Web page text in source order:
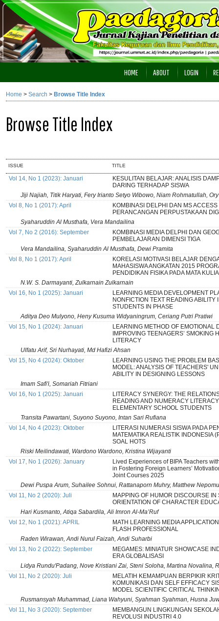
HOME ABOUT LOGIN
Home > Search > Browse Title Index
Browse Title Index
ISSUE TITLE
Vol 14, No 1 (2023): Januari
KESULITAN BELAJAR: ANALISIS
DARING TERHADAP SISWA
Jiji Najiah, Titik Haryati, Fery Irianto Setyo Wibowo, Niam Rohmatullah,
Vol 8, No 1 (2017): April
KOMBINASI DELPHI DAN MS
PERANCANGAN PERPUSTAKAAN
Syaharuddin Al Musthafa, Vera Mandailina
Vol 7, No 2 (2016): September
KOMBINASI MEDIA DELPHI DAN
PEMBELAJARAN DIMENSI TIGA
Vera Mandailina, Syaharuddin Al Musthafa, Dewi Pramita
Vol 8, No 1 (2017): April
KORELASI MOTIVASI BELAJAR
MAHASISWA ANGKATAN 2015
PENDIDIKAN FISIKA PADA MATA
N.W. S. Darmayanti, Zulkarnain Zulkarnain
Vol 16, No 1 (2025): Januari
LEARNING MEDIA DEVELOPMENT
NONFICTION TEXT READING ABILITY
STUDENTS IN PHASE
Aditya Deo Mulyono, Heny Kusuma Widyaningrum, Ceriang Putri Pratiwi
Vol 15, No 1 (2024): Januari
LEARNING METHOD OF EMOTIONAL
IMPROVING TEENAGERS’ SMOKING
LITERACY
Ulfatu Arif, Sri Nurhayati, Md Hafizi Ahsan
Vol 15, No 4 (2024): Oktober
LEARNING USING THE PROBLEM
MODEL: ANALYSIS OF TEACHERS'
ABILITY IN DESIGNING LESSONS
Imam Safi'i, Somariah Fitriani
Vol 16, No 1 (2025): Januari
LITERACY SYNERGY: THE
READING AND NUMERACY
ELEMENTARY SCHOOL STUDENTS
Transita Pawartani, Suyono Suyono, Intan Sari Rufiana
Vol 14, No 4 (2023): Oktober
LITERASI NUMERASI SISWA PADA
MATEMATIKA REALISTIK INDONESIA
SOAL HOTS
Riski Meilindawati, Wardono Wardono, Kristina Wijayanti
Vol 17, No 1 (2026): January
Lived Experiences of BIPA Teachers
in Fostering Foreign Learners’
Joint Courses 2025
Dewi Puspa Arum, Suhailee Sohnui, Rattanaporn Muhry, Matthew
Vol 11, No 2 (2020): Juli
MAPPING OF HUMOR DISCOURSE IN
ORIENTATION OF CHARACTER
Hari Kusmanto, Atiqa Sabardila, Ali Imron Al-Ma’Ruf
Vol 12, No 1 (2021): APRIL
MATH LEARNING MEDIA
FLASH PROFESSIONAL
Raden Wirawan, Andi Nurul Faizah, Andi Suharbi
Vol 13, No 2 (2022): September
MEGAMES: MINIATUR SHOWCASE
ERA GLOBALISASI
Lidya Rundu'Padang, Nove Kristiani Zai, Steni Soloha, Martina Novalina,
Vol 11, No 2 (2020): Juli
MELATIH KEMAMPUAN BERPIKIR
KOMUNIKASI DAN SELF EFFICACY
MODEL SCIENTIFIC CRITICAL
Rusmansyah Muhammad, Liana Wahyuni, Syahman Syahman, Husna
Vol 11, No 3 (2020): September
MEMBANGUN LINGKUNGAN
REVOLUSI INDUSTRI 4.0